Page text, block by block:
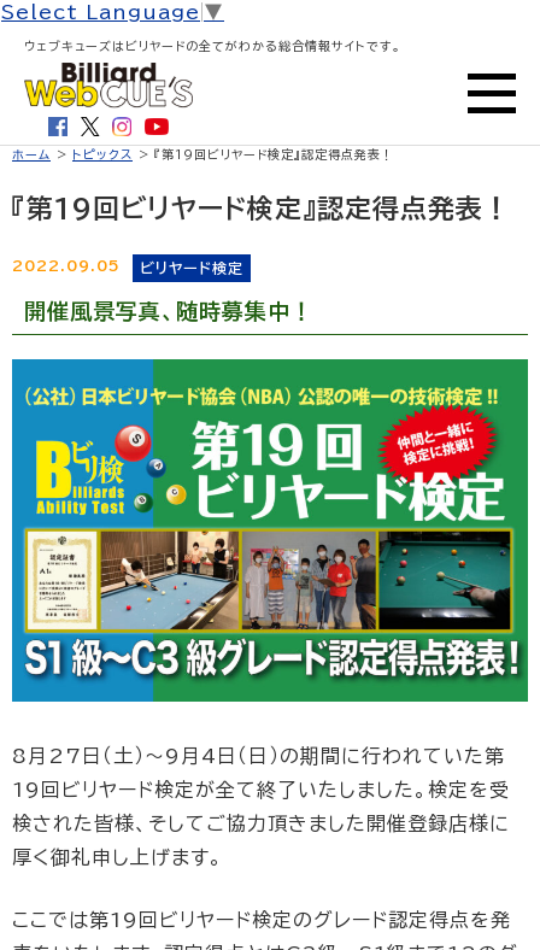
Select Language ▼
ウェブキューズはビリヤードの全てがわかる総合情報サイトです。
ホーム > トピックス > 『第19回ビリヤード検定』認定得点発表！
『第19回ビリヤード検定』認定得点発表！
2022.09.05 ビリヤード検定
開催風景写真、随時募集中！
8月27日（土）〜9月4日（日）の期間に行われていた第
19回ビリヤード検定が全て終了いたしました。検定を受
検された皆様、そしてご協力頂きました開催登録店様に
厚く御礼申し上げます。
ここでは第19回ビリヤード検定のグレード認定得点を発